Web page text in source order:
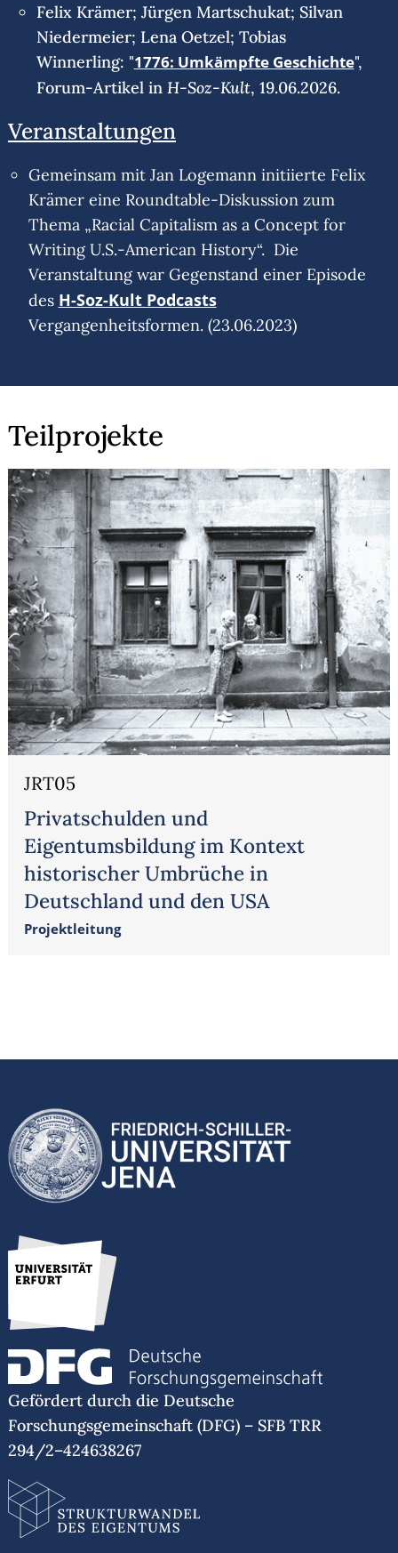
Felix Krämer; Jürgen Martschukat; Silvan
Niedermeier; Lena Oetzel; Tobias
Winnerling: "1776: Umkämpfte Geschichte",
Forum-Artikel in H-Soz-Kult, 19.06.2026.
Veranstaltungen
Gemeinsam mit Jan Logemann initiierte Felix
Krämer eine Roundtable-Diskussion zum
Thema „Racial Capitalism as a Concept for
Writing U.S.-American History“. Die
Veranstaltung war Gegenstand einer Episode
des H-Soz-Kult Podcasts
Vergangenheitsformen. (23.06.2023)
Teilprojekte
JRT05
Privatschulden und
Eigentumsbildung im Kontext
historischer Umbrüche in
Deutschland und den USA
Projektleitung
Gefördert durch die Deutsche
Forschungsgemeinschaft (DFG) – SFB TRR
294/2–424638267